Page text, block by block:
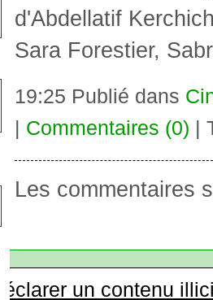
d'Abdellatif
Sara Forestier,
19:25 Publié dans
Commentaires (0) |
Les commentaires
Déclarer un contenu